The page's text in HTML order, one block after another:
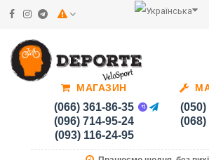
МАГАЗИН
(066) 361-86-35
(096) 714-95-24
(093) 116-24-95
(050)
(068)